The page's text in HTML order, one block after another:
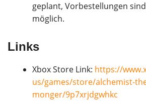
geplant, Vorbestellungen
möglich.
Links
Xbox Store Link: https://
us/games/store/alchemist-
monger/9p7xrjdgwhkc